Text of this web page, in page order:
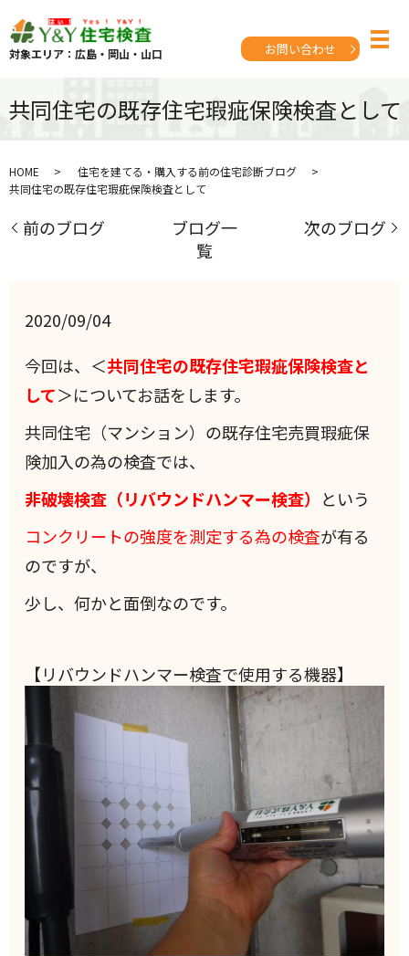
対象エリア：広島・岡山・山口 お問い合わせ
共同住宅の既存住宅瑕疵保険検査として
HOME
住宅を建てる・購入する前の住宅診断ブログ
共同住宅の既存住宅瑕疵保険検査として
前のブログ
ブログ一
覧
次のブログ
2020/09/04
今回は、＜共同住宅の既存住宅瑕疵保険検査と
して＞についてお話をします。
共同住宅（マンション）の既存住宅売買瑕疵保
険加入の為の検査では、
非破壊検査（リバウンドハンマー検査） という
コンクリートの強度を測定する為の検査が有る
のですが、
少し、何かと面倒なのです。
【リバウンドハンマー検査で使用する機器】